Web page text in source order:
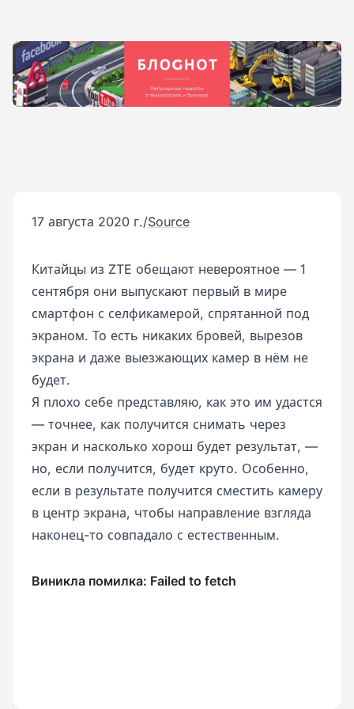
17 августа 2020 г./Source
Китайцы из ZTE обещают невероятное — 1
сентября они выпускают первый в мире
смартфон с селфикамерой, спрятанной под
экраном. То есть никаких бровей, вырезов
экрана и даже выезжающих камер в нём не
будет.
Я плохо себе представляю, как это им удастся
— точнее, как получится снимать через
экран и насколько хорош будет результат, —
но, если получится, будет круто. Особенно,
если в результате получится сместить камеру
в центр экрана, чтобы направление взгляда
наконец-то совпадало с естественным.